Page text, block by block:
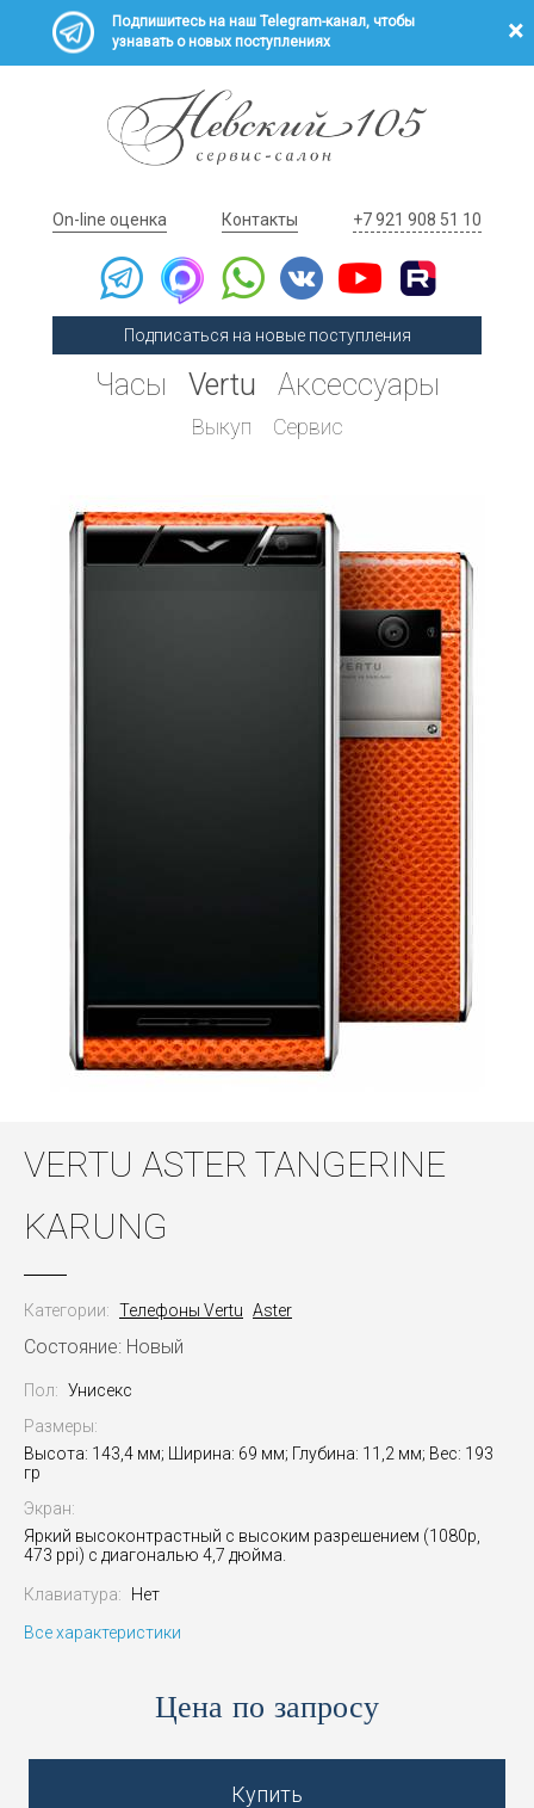
Подпишитесь на наш Telegram-канал, чтобы
узнавать о новых поступлениях
On-line оценка Контакты +7 921 908 51 10
Подписаться на новые поступления
Часы Vertu Аксессуары
Выкуп Сервис
VERTU ASTER TANGERINE
KARUNG
Категории: Телефоны Vertu Aster
Состояние: Новый
Пол: Унисекс
Размеры:
Высота: 143,4 мм; Ширина: 69 мм; Глубина: 11,2 мм; Вес: 193
гр
Экран:
Яркий высоконтрастный с высоким разрешением (1080p,
473 ppi) с диагональю 4,7 дюйма.
Клавиатура:
Нет
Все характеристики
Цена по запросу
Купить